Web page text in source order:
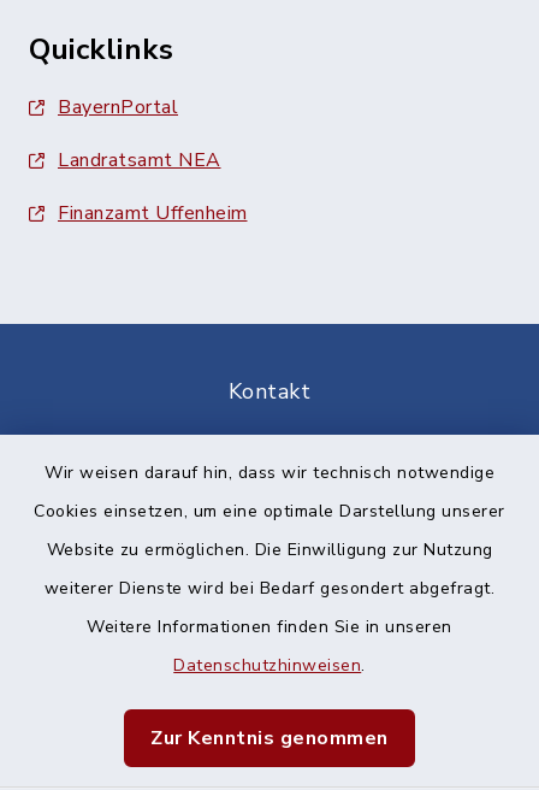
Wir weisen darauf hin, dass wir technisch notwendige
Cookies einsetzen, um eine optimale Darstellung unserer
Website zu ermöglichen. Die Einwilligung zur Nutzung
weiterer Dienste wird bei Bedarf gesondert abgefragt.
Weitere Informationen finden Sie in unseren
Datenschutzhinweisen.
Zur Kenntnis genommen
Quicklinks
BayernPortal
Landratsamt NEA
Finanzamt Uffenheim
Kontakt
Datenschutz
Impressum
Sitemap
Cookie-Einstellungen